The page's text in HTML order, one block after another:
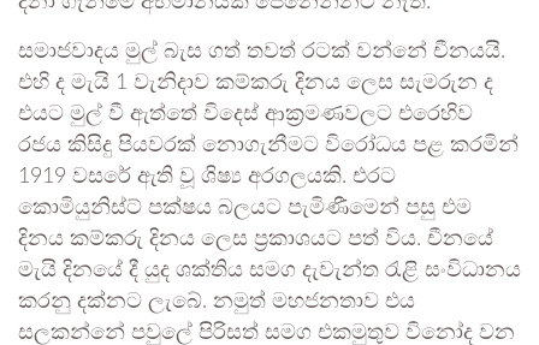
සමාජවාදය මුල් බැස ගත් තවත් රටක් වන්නේ චීනයයි.
එහි ද මැයි 1 වැනිදාව කම්කරු දිනය ලෙස සැමරුන ද
එයට මුල් වී ඇත්තේ විදෙස් ආක්‍රමණවලට එරෙහිව
රජය කිසිදු පියවරක් නොගැනීමට විරෝධය පළ කරමින්
1919 වසරේ ඇති වූ ශිෂ්‍ය අරගලයකි. එරට
කොමියුනිස්ට් පක්ෂය බලයට පැමිණීමෙන් පසු එම
දිනය කම්කරු දිනය ලෙස ප්‍රකාශයට පත් විය. චීනයේ
මැයි දිනයේ දී යුද ශක්තිය සමග දැවැන්ත රැළි සංවිධානය
කරනු දක්නට ලැබේ. නමුත් මහජනතාව එය
සලකන්නේ පවුලේ පිරිසත් සමග එකමුතුව විනෝද වන